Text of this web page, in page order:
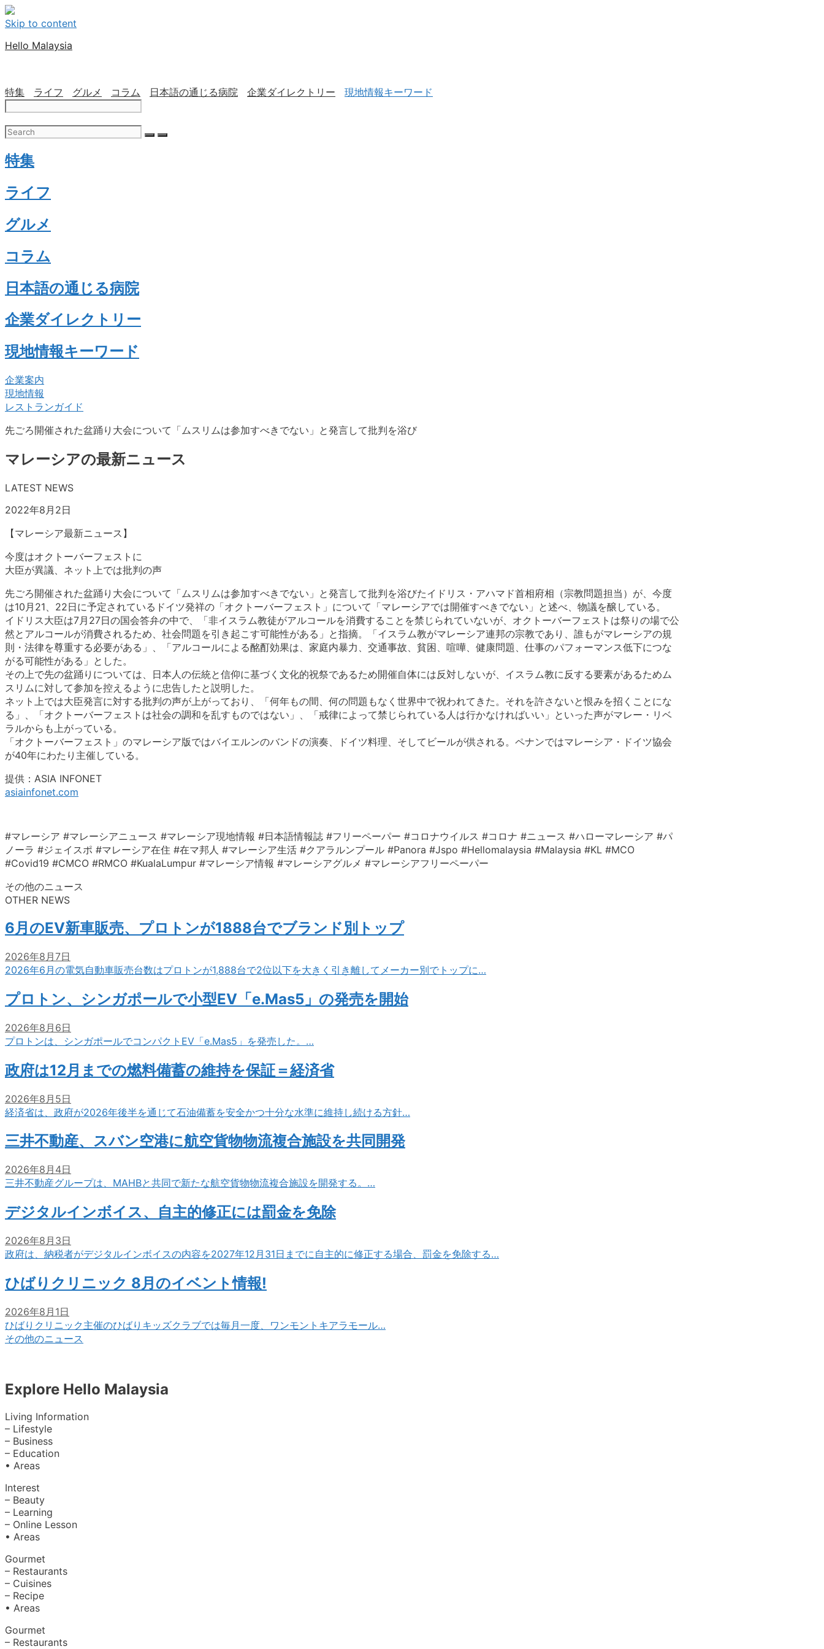
Skip to content
Hello Malaysia
特集 ライフ グルメ コラム 日本語の通じる病院 企業ダイレクトリー 現地情報キーワード
特集
ライフ
グルメ
コラム
日本語の通じる病院
企業ダイレクトリー
現地情報キーワード
企業案内
現地情報
レストランガイド
先ごろ開催された盆踊り大会について「ムスリムは参加すべきでない」と発言して批判を浴び
マレーシアの最新ニュース
LATEST NEWS
2022年8月2日
【マレーシア最新ニュース】
今度はオクトーバーフェストに
大臣が異議、ネット上では批判の声
先ごろ開催された盆踊り大会について「ムスリムは参加すべきでない」と発言して批判を浴びたイドリス・アハマド首相府相（宗教問題担当）が、今度
は10月21、22日に予定されているドイツ発祥の「オクトーバーフェスト」について「マレーシアでは開催すべきでない」と述べ、物議を醸している。
イドリス大臣は7月27日の国会答弁の中で、「非イスラム教徒がアルコールを消費することを禁じられていないが、オクトーバーフェストは祭りの場で公
然とアルコールが消費されるため、社会問題を引き起こす可能性がある」と指摘。「イスラム教がマレーシア連邦の宗教であり、誰もがマレーシアの規
則・法律を尊重する必要がある」、「アルコールによる酩酊効果は、家庭内暴力、交通事故、貧困、喧嘩、健康問題、仕事のパフォーマンス低下につな
がる可能性がある」とした。
その上で先の盆踊りについては、日本人の伝統と信仰に基づく文化的祝祭であるため開催自体には反対しないが、イスラム教に反する要素があるためム
スリムに対して参加を控えるように忠告したと説明した。
ネット上では大臣発言に対する批判の声が上がっており、「何年もの間、何の問題もなく世界中で祝われてきた。それを許さないと恨みを招くことにな
る」、「オクトーバーフェストは社会の調和を乱すものではない」、「戒律によって禁じられている人は行かなければいい」といった声がマレー・リベ
ラルからも上がっている。
「オクトーバーフェスト」のマレーシア版ではバイエルンのバンドの演奏、ドイツ料理、そしてビールが供される。ペナンではマレーシア・ドイツ協会
が40年にわたり主催している。
提供：ASIA INFONET
asiainfonet.com
#マレーシア #マレーシアニュース #マレーシア現地情報 #日本語情報誌 #フリーペーパー #コロナウイルス #コロナ #ニュース #ハローマレーシア #パ
ノーラ #ジェイスポ #マレーシア在住 #在マ邦人 #マレーシア生活 #クアラルンプール #Panora #Jspo #Hellomalaysia #Malaysia #KL #MCO
#Covid19 #CMCO #RMCO #KualaLumpur #マレーシア情報 #マレーシアグルメ #マレーシアフリーペーパー
その他のニュース
OTHER NEWS
6月のEV新車販売、プロトンが1888台でブランド別トップ
2026年8月7日
2026年6月の電気自動車販売台数はプロトンが1,888台で2位以下を大きく引き離してメーカー別でトップに…
プロトン、シンガポールで小型EV「e.Mas5」の発売を開始
2026年8月6日
プロトンは、シンガポールでコンパクトEV「e.Mas5」を発売した。…
政府は12月までの燃料備蓄の維持を保証＝経済省
2026年8月5日
経済省は、政府が2026年後半を通じて石油備蓄を安全かつ十分な水準に維持し続ける方針…
三井不動産、スバン空港に航空貨物物流複合施設を共同開発
2026年8月4日
三井不動産グループは、MAHBと共同で新たな航空貨物物流複合施設を開発する。…
デジタルインボイス、自主的修正には罰金を免除
2026年8月3日
政府は、納税者がデジタルインボイスの内容を2027年12月31日までに自主的に修正する場合、罰金を免除する…
ひばりクリニック 8月のイベント情報!
2026年8月1日
ひばりクリニック主催のひばりキッズクラブでは毎月一度、ワンモントキアラモール…
その他のニュース
Explore Hello Malaysia
Living Information
– Lifestyle
– Business
– Education
• Areas
Interest
– Beauty
– Learning
– Online Lesson
• Areas
Gourmet
– Restaurants
– Cuisines
– Recipe
• Areas
Gourmet
– Restaurants